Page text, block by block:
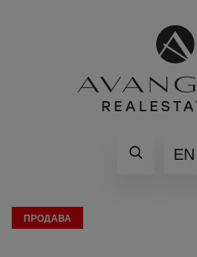
EN
ПРОДАВА